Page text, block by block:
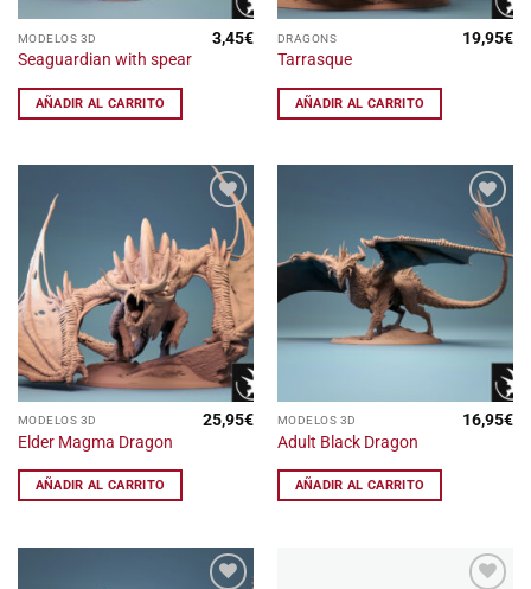
MODELOS 3D
Seaguardian with spear
3,45€
AÑADIR AL CARRITO
DRAGONS
Tarrasque
19,95€
AÑADIR AL CARRITO
Añadir
a la
lista
de
deseos
MODELOS 3D
Elder Magma Dragon
25,95€
AÑADIR AL CARRITO
Añadir
a la
lista
deseos
MODELOS 3D
Adult Black Dragon
16,95€
AÑADIR AL CARRITO